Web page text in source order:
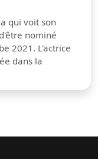
qui voit son
nominé
2021. L'actrice
dans la